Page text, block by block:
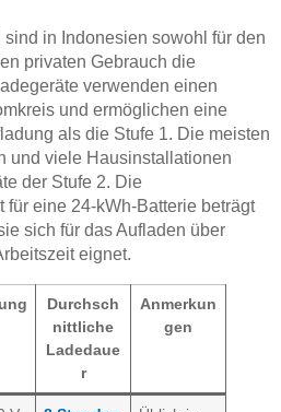
in Indonesien sowohl für den
privaten Gebrauch die
verwenden einen
und ermöglichen eine
als die Stufe 1. Die meisten
und viele Hausinstallationen
der Stufe 2. Die
eine 24-kWh-Batterie beträgt
sich für das Aufladen über
eignet.
Durchsch
nittliche
Ladedaue
r
Anmerkun
gen